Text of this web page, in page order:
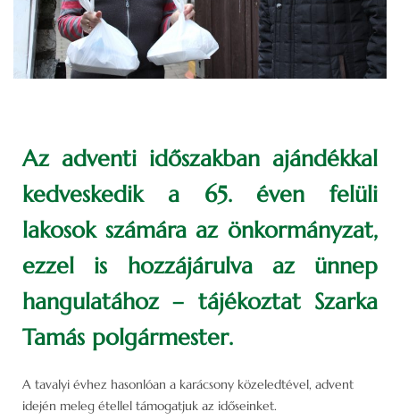
Az adventi időszakban ajándékkal
kedveskedik a 65. éven felüli
lakosok számára az önkormányzat,
ezzel is hozzájárulva az ünnep
hangulatához – tájékoztat Szarka
Tamás polgármester.
A tavalyi évhez hasonlóan a karácsony közeledtével, advent
idején meleg étellel támogatjuk az időseinket.